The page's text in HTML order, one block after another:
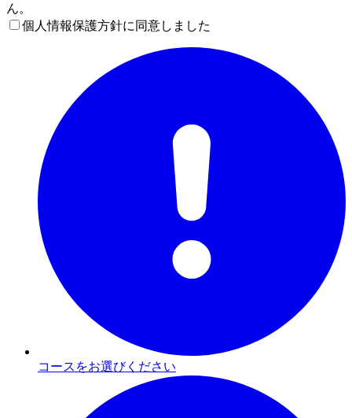
ん。
個人情報保護方針に同意しました
コースをお選びください